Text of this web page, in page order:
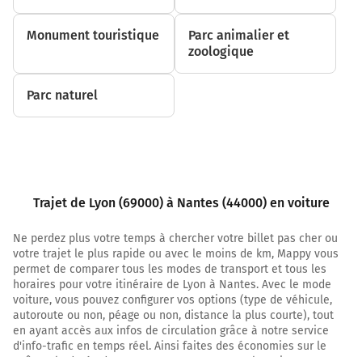
Continuer la voie sur 450 mètres
Autoroute du Soleil
Prendre à droite et rejoindre A89. Continuer sur
58 kilomètres
A89
14,5 km
Monument touristique
Parc animalier et
zoologique
Parc naturel
Trajet de Lyon (69000) à Nantes (44000) en voiture
Ne perdez plus votre temps à chercher votre billet pas cher ou
votre trajet le plus rapide ou avec le moins de km, Mappy vous
permet de comparer tous les modes de transport et tous les
horaires pour votre itinéraire de Lyon à Nantes. Avec le mode
voiture, vous pouvez configurer vos options (type de véhicule,
autoroute ou non, péage ou non, distance la plus courte), tout
en ayant accès aux infos de circulation grâce à notre service
d'info-trafic en temps réel. Ainsi faites des économies sur le